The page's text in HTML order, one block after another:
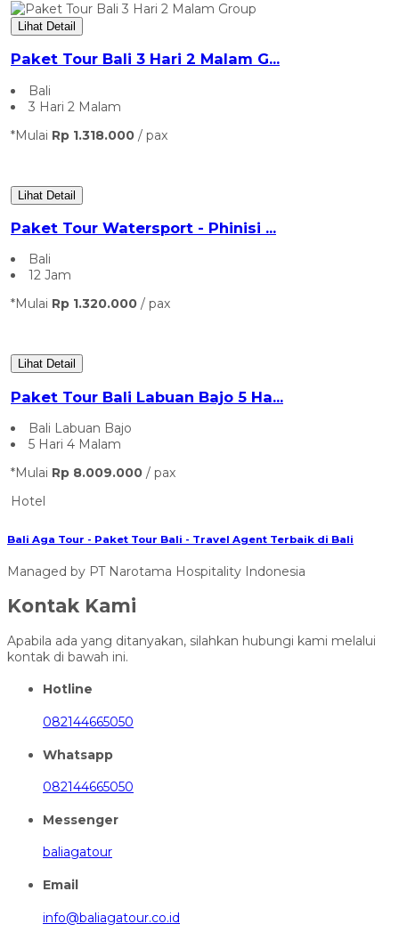
Bali Aga Tour - Paket Tour Bali - Travel Agent Terbaik di Bali
Managed by PT Narotama Hospitality Indonesia
Kontak Kami
Apabila ada yang ditanyakan, silahkan hubungi kami melalui
kontak di bawah ini.
Hotline
082144665050
Whatsapp
082144665050
Messenger
baliagatour
Email
info@baliagatour.co.id